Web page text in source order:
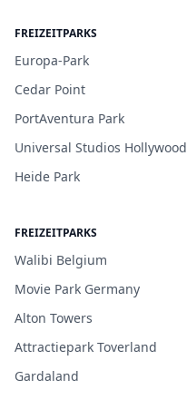
FREIZEITPARKS
Europa-Park
Cedar Point
PortAventura Park
Universal Studios Hollywood
Heide Park
FREIZEITPARKS
Walibi Belgium
Movie Park Germany
Alton Towers
Attractiepark Toverland
Gardaland